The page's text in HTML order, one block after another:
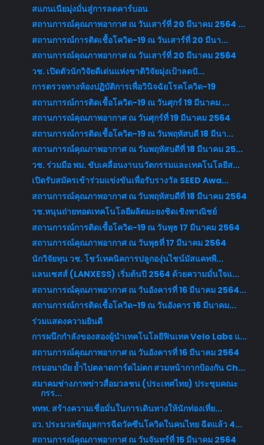
สแกนเนียมุ่งมั่นสู่การลดคาร์บอน
สถานการณ์คุณภาพอากาศ ณ วันเสาร์ที่ 20 มีนาคม 2564 ...
สถานการณ์การติดเชื้อโควิด-19 ณ วันเสาร์ที่ 20 มีนา...
สถานการณ์คุณภาพอากาศ ณ วันเสาร์ที่ 20 มีนาคม 2564
วช. เปิดตัวนักวิจัยดีเด่นแห่งชาติวิจัยมุ่งเป้าลดปั...
การตรวจทางห้องปฏิบัติการเพื่อวินิจฉัยโรคโควิด-19
สถานการณ์การติดเชื้อโควิด-19 ณ วันศุกร์ 19 มีนาคม ...
สถานการณ์คุณภาพอากาศ ณ วันศุกร์ที่ 19 มีนาคม 2564
สถานการณ์การติดเชื้อโควิด-19 ณ วันพฤหัสบดี 18 มีนา...
สถานการณ์คุณภาพอากาศ ณ วันพฤหัสบดีที่ 18 มีนาคม 25...
วช. ร่วมมือ พม. ขับเคลื่อนงานนวัตกรรมและเทคโนโลยีส...
เปิดรับสมัครเข้าร่วมแข่งขันเพื่อรับรางวัล SEED Awa...
สถานการณ์คุณภาพอากาศ ณ วันพฤหัสบดีที่ 18 มีนาคม 2564
วช.หนุนถ่ายทอดเทคโนโลยีผลิตมะยงชิดเชิงพาณิชย์
สถานการณ์การติดเชื้อโควิด-19 ณ วันพุธ 17 มีนาคม 2564
สถานการณ์คุณภาพอากาศ ณ วันพุธที่ 17 มีนาคม 2564
นักวิจัยทุน วช. โชว์เทคนิคการปลูกองุ่นไชน์มัสแคทพื...
แลนเซสส์ (LANXESS) เริ่มต้นปี 2564 ด้วยความมั่นใจแ...
สถานการณ์คุณภาพอากาศ ณ วันอังคารที่ 16 มีนาคม 2564...
สถานการณ์การติดเชื้อโควิด-19 ณ วันอังคาร 16 มีนาคม...
ร่วมแสดงความยินดี
การผนึกกำลังของสองผู้นำเทคโนโลยีฟินเทค Velo Labs แ...
สถานการณ์คุณภาพอากาศ ณ วันอังคารที่ 16 มีนาคม 2564
กรมอนามัย ย้ำไปตลาดการ์ดไม่ตก สวมหน้ากากป้องกัน Ch...
สมาคมช่างภาพข่าวสื่อมวลชน (ประเทศไทย) ประชุมคณะ
กรร...
ททท. สร้างความเชื่อมั่นในการเดินทางให้นักท่องเที่ย...
อว. ประมวลข้อมูลการฉีดวัคซีนโควิดในคนไทย ฉีดแล้ว 4...
สถานการณ์คุณภาพอากาศ ณ วันจันทร์ที่ 15 มีนาคม 2564